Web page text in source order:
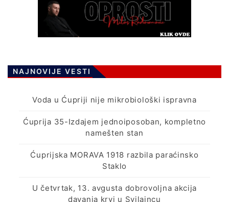
NAJNOVIJE VESTI
Voda u Ćupriji nije mikrobiološki ispravna
Ćuprija 35-Izdajem jednoiposoban, kompletno
namešten stan
Ćuprijska MORAVA 1918 razbila paraćinsko
Staklo
U četvrtak, 13. avgusta dobrovoljna akcija
davanja krvi u Svilajncu